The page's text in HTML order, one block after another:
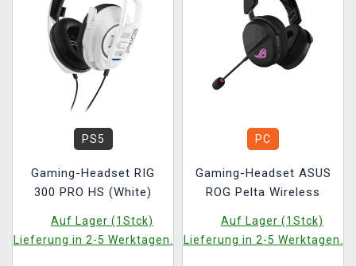
PS5
Gaming-Headset RIG
300 PRO HS (White)
Auf Lager (1Stck)
Lieferung in 2-5 Werktagen.
PC
Gaming-Headset ASUS
ROG Pelta Wireless
Auf Lager (1Stck)
Lieferung in 2-5 Werktagen.